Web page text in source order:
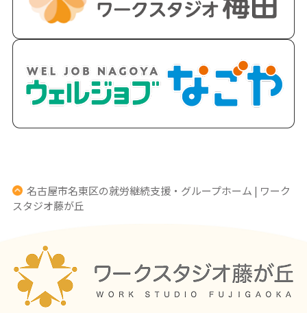
名古屋市名東区の就労継続支援・グループホーム | ワーク
スタジオ藤が丘